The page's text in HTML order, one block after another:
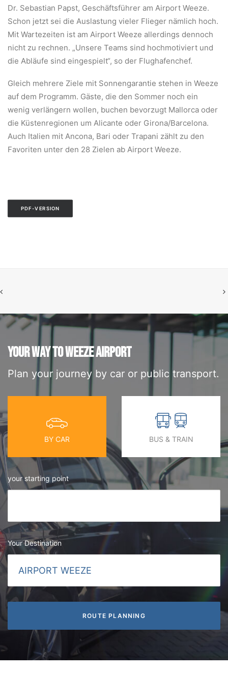
Dr. Sebastian Papst, Geschäftsführer am Airport Weeze.
Schon jetzt sei die Auslastung vieler Flieger nämlich hoch.
Mit Wartezeiten ist am Airport Weeze allerdings dennoch
nicht zu rechnen. „Unsere Teams sind hochmotiviert und
die Abläufe sind eingespielt“, so der Flughafenchef.
Gleich mehrere Ziele mit Sonnengarantie stehen in Weeze
auf dem Programm. Gäste, die den Sommer noch ein
wenig verlängern wollen, buchen bevorzugt Mallorca oder
die Küstenregionen um Alicante oder Girona/Barcelona.
Auch Italien mit Ancona, Bari oder Trapani zählt zu den
Favoriten unter den 28 Zielen ab Airport Weeze.
PDF-VERSION
YOUR WAY TO WEEZE AIRPORT
Plan your journey by car or public transport.
BY CAR BUS & TRAIN
your starting point
Your Destination